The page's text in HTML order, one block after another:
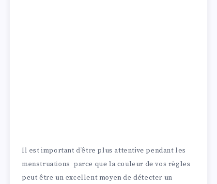
Il est important d’être plus attentive pendant les
menstruations parce que la couleur de vos règles
peut être un excellent moyen de détecter un